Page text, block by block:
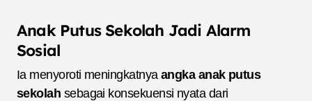
Anak Putus Sekolah Jadi Alarm
Sosial
Ia menyoroti meningkatnya angka anak putus
sekolah sebagai konsekuensi nyata dari